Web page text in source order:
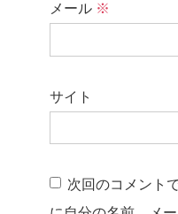
メール ※
サイト
次回のコメント